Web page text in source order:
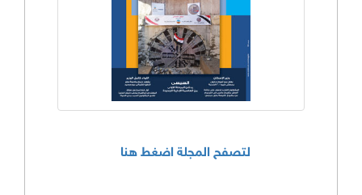
لتصفح المجلة اضغط هنا